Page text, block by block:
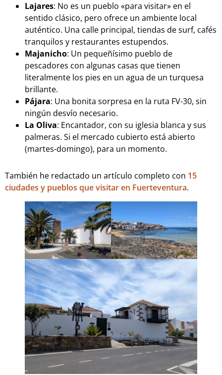
Lajares: No es un pueblo «para visitar» en el
sentido clásico, pero ofrece un ambiente local
auténtico. Una calle principal, tiendas de surf, cafés
tranquilos y restaurantes estupendos.
Majanicho: Un pequeñísimo pueblo de
pescadores con algunas casas que tienen
literalmente los pies en un agua de un turquesa
brillante.
Pájara: Una bonita sorpresa en la ruta FV-30, sin
ningún desvío necesario.
La Oliva: Encantador, con su iglesia blanca y sus
palmeras. Si el mercado cubierto está abierto
(martes-domingo), para un momento.
También he redactado un artículo completo con 15
ciudades y pueblos que visitar en Fuerteventura.